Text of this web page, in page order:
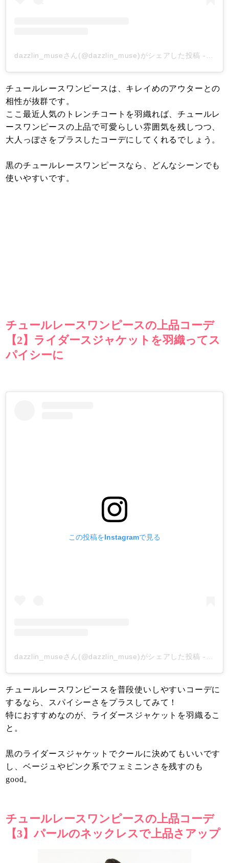
dazzlin_museさん(@dazzlin_muse)がシェアした投稿 -
チュールレースワンピースは、キレイめのアウターとの
相性が抜群です。
ここ最近人気のトレンチコートを羽織れば、チュールレ
ースワンピースの上品で可愛らしい雰囲気を残しつつ、
大人っぽさをプラスしたコーデにしてくれるでしょう。
黒のチュールレースワンピースなら、どんなシーンでも
使いやすいです。
チュールレースワンピースの上品コーデ
【2】ライダースジャケットを羽織ってス
パイシーに
この投稿をInstagramで見る
dazzlin_museさん(@dazzlin_muse)がシェアした投稿 -
チュールレースワンピースを普段使いしやすいコーデに
するなら、スパイシーさをプラスしてみて！
特におすすめなのが、ライダースジャケットを羽織るこ
と。
黒のライダースジャケットでクールに決めてもいいです
し、ベージュやピンク系でフェミニンさを残すのも
good。
チュールレースワンピースの上品コーデ
【3】パールのネックレスで上品さアップ